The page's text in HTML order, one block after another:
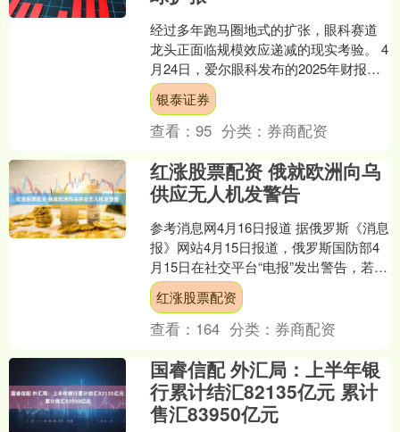
经过多年跑马圈地式的扩张，眼科赛道
龙头正面临规模效应递减的现实考验。 4
月24日，爱尔眼科发布的2025年财报显
示，当期实现营业收入223.53亿元，同比
增长6....
银泰证券
查看：95 分类： 券商配资
红涨股票配资 俄就欧洲向乌
供应无人机发警告
参考消息网4月16日报道 据俄罗斯《消息
报》网站4月15日报道，俄罗斯国防部4
月15日在社交平台“电报”发出警告，若乌
克兰将欧盟生产的无人机伪装成乌国产
无人机袭....
红涨股票配资
查看： 164 分类： 券商配资
国睿信配 外汇局：上半年银
行累计结汇82135亿元 累计
售汇83950亿元